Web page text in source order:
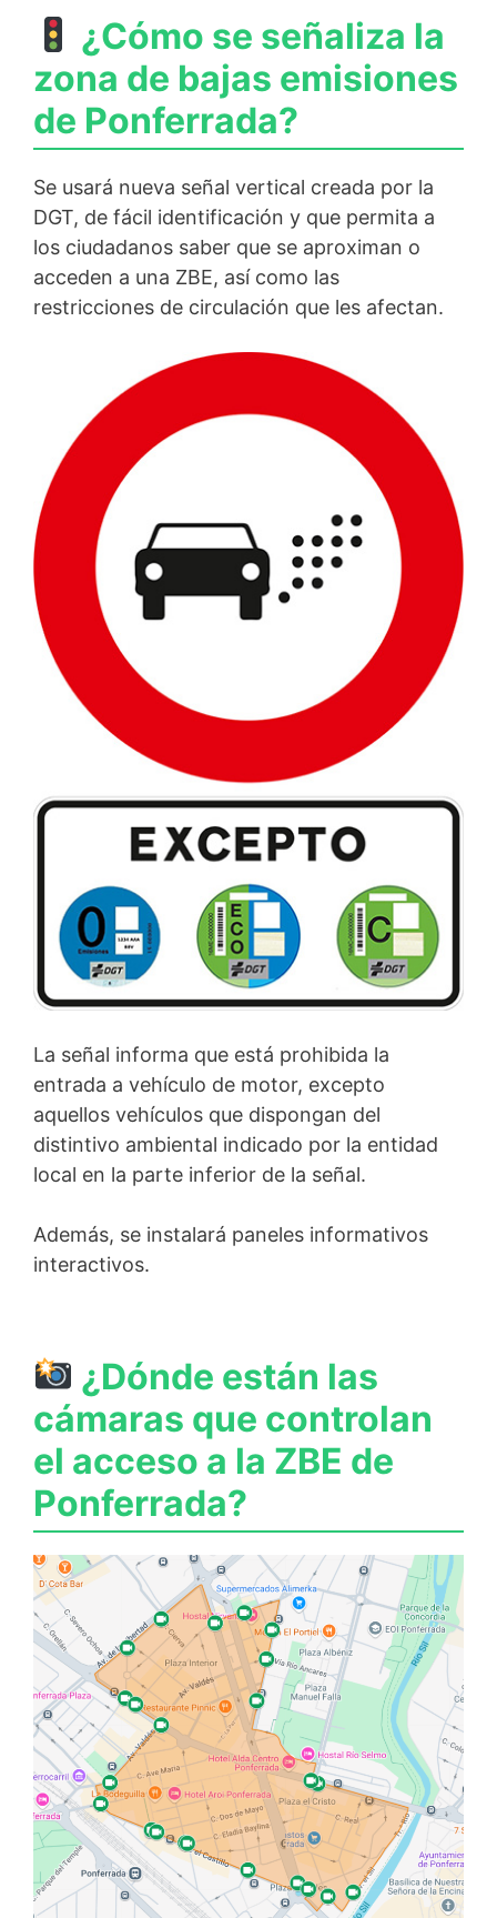
¿Cómo se señaliza la
zona de bajas emisiones
de Ponferrada?
Se usará nueva señal vertical creada por la
DGT, de fácil identificación y que permita a
los ciudadanos saber que se aproximan o
acceden a una ZBE, así como las
restricciones de circulación que les afectan.
La señal informa que está prohibida la
entrada a vehículo de motor, excepto
aquellos vehículos que dispongan del
distintivo ambiental indicado por la entidad
local en la parte inferior de la señal.
Además, se instalará paneles informativos
interactivos.
¿Dónde están las
cámaras que controlan
el acceso a la ZBE de
Ponferrada?